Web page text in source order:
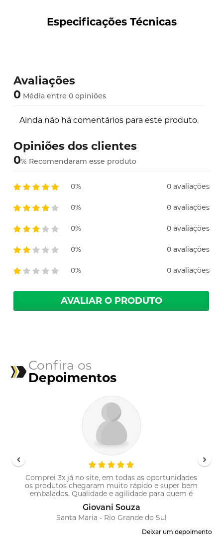
Especificações Técnicas
Avaliações
0 Média entre 0 opiniões
Ainda não há comentários para este produto.
Opiniões dos clientes
0% Recomendaram esse produto
0% 0 avaliações
0% 0 avaliações
0% 0 avaliações
0% 0 avaliações
0% 0 avaliações
AVALIAR O PRODUTO
Confira os
Depoimentos
Comprei 3x já no site, em todas as oportunidades
os produtos chegaram muito rápido e super bem
embalados. Qualidade e agilidade para quem é
Giovani Souza
Santa Maria - Rio Grande do Sul
Deixar um depoimento